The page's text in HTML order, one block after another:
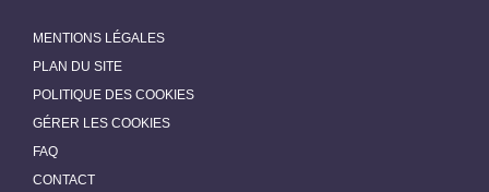
MENTIONS LÉGALES
PLAN DU SITE
POLITIQUE DES COOKIES
GÉRER LES COOKIES
FAQ
CONTACT